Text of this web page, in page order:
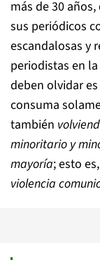
más de 30
sus periódicos
escandalosas y
periodistas en
deben olvidar
consuma
también
minoritario y
mayoría; esto
violencia